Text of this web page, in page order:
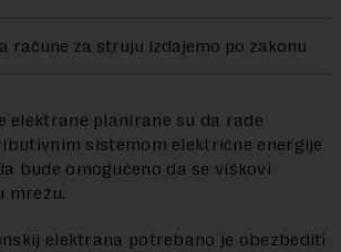
račune za struju izdajemo po zakonu
elektrane planirane su da rade
sistemom električne energije
bude omogućeno da se viškovi
mrežu.
elektrana potrebano je obezbediti